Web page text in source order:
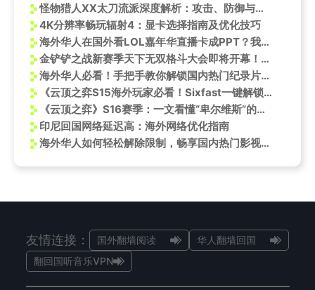
怪物猎人XX太刀流派深度解析：攻击、防御与平衡之道
4K分辨率畅玩辐射4：显卡选择指南及优化技巧
海外华人在国外看LOL嘉年华直播卡成PPT？我试了三个方法终于找到流畅秘诀
金铲铲之战新赛季天下无双格斗大会即将开幕！国外玩金铲铲延迟高怎么办？
海外华人必看！手把手教你解锁国内热门纪录片，布达拉宫神秘面纱即将揭晓
《云顶之弈S15海外玩家必看！Sixfast一键解锁国服加速攻略》
《云顶之弈》S16赛季：一文看懂“卑尔维斯”的雇佣兵玩法，从入门到精通
印尼回国网络延迟高：海外网络优化指南
海外华人如何轻松解除限制，畅享国内热门影视音乐综艺节目
友情连接： 国外翻墙阅读
华人翻墙回国
翻回国听音乐VPN